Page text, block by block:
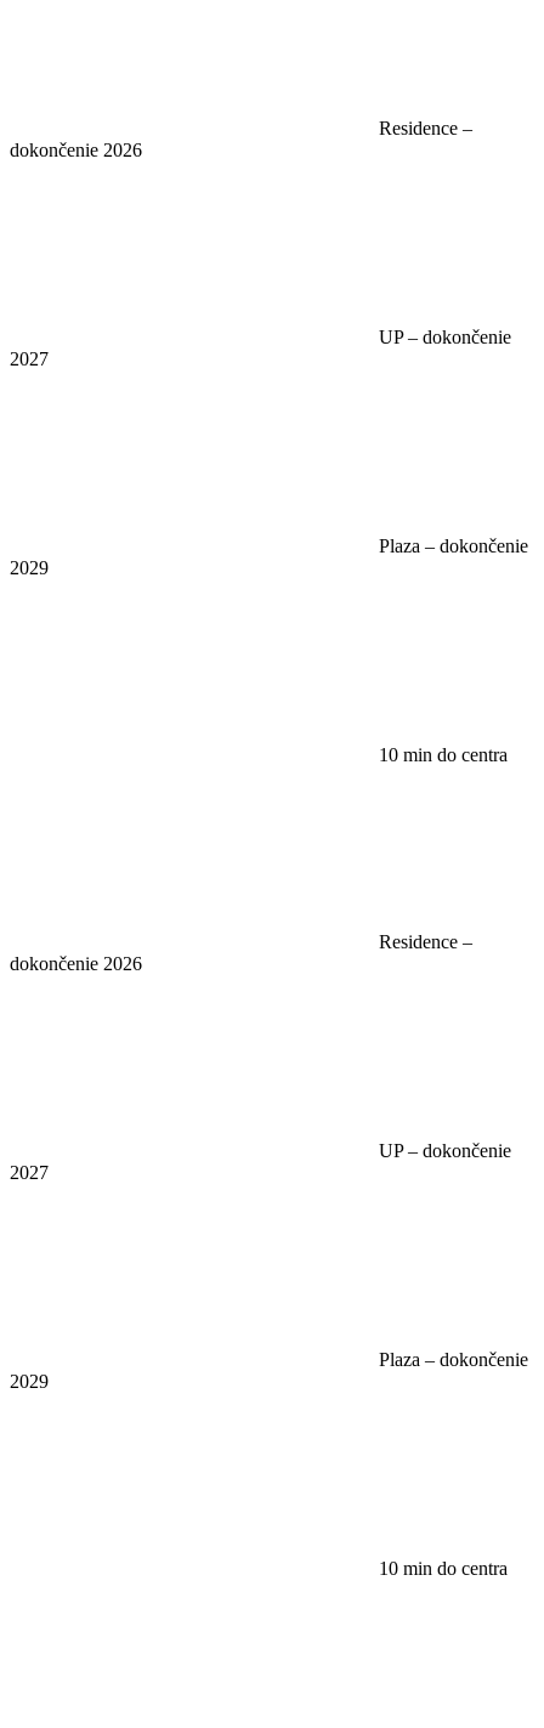
Residence –
dokončenie 2026
UP – dokončenie
2027
Plaza – dokončenie
2029
10 min do centra
Residence –
dokončenie 2026
UP – dokončenie
2027
Plaza – dokončenie
2029
10 min do centra